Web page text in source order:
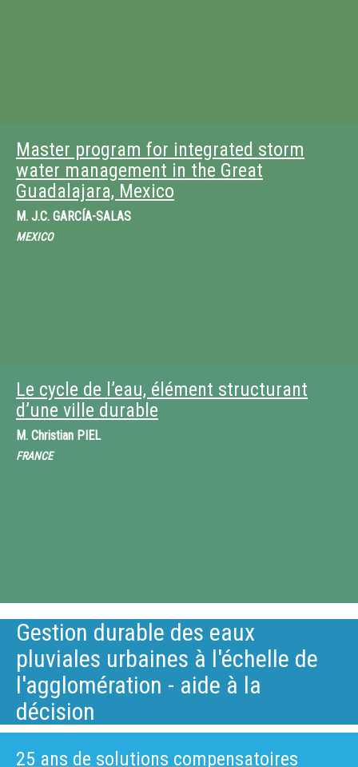
Master program for integrated storm
water management in the Great
Guadalajara, Mexico
M. J.C. GARCÍA-SALAS
MEXICO
Le cycle de l’eau, élément structurant
d’une ville durable
M. Christian PIEL
FRANCE
Gestion durable des eaux
pluviales urbaines à l'échelle de
l'agglomération - aide à la
décision
25 ans de solutions compensatoires